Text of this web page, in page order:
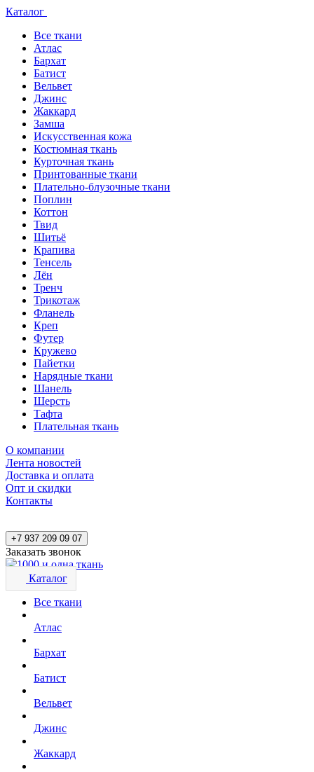
Каталог
Все ткани
Атлас
Бархат
Батист
Вельвет
Джинс
Жаккард
Замша
Искусственная кожа
Костюмная ткань
Курточная ткань
Принтованные ткани
Плательно-блузочные ткани
Поплин
Коттон
Твид
Шитьё
Крапива
Тенсель
Лён
Тренч
Трикотаж
Фланель
Креп
Футер
Кружево
Пайетки
Нарядные ткани
Шанель
Шерсть
Тафта
Плательная ткань
О компании
Лента новостей
Доставка и оплата
Опт и скидки
Контакты
+7 937 209 09 07
Заказать звонок
Каталог
Все ткани
Атлас
Бархат
Батист
Вельвет
Джинс
Жаккард